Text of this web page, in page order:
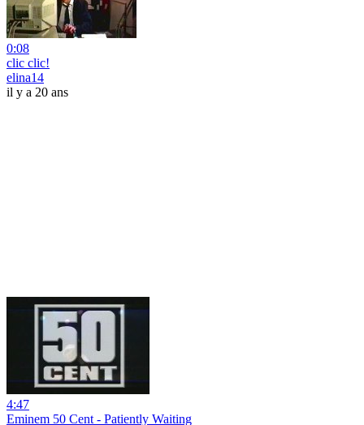
0:08
clic clic!
elina14
il y a 20 ans
4:47
Eminem 50 Cent - Patiently Waiting